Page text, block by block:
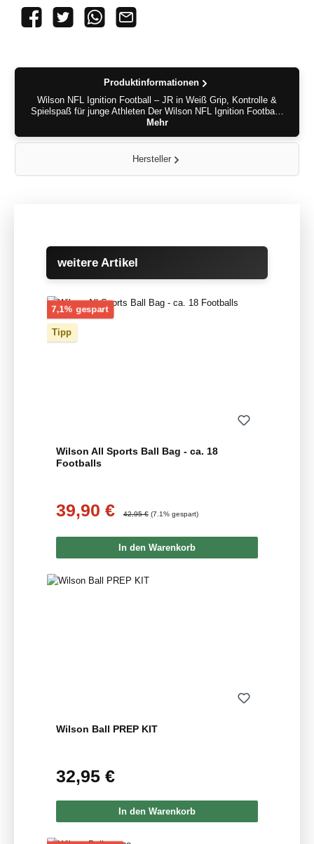
Produktinformationen
Wilson NFL Ignition Football – JR in Weiß Grip, Kontrolle &
Spielspaß für junge Athleten Der Wilson NFL Ignition Footba…
Mehr
Hersteller
Produktgalerie überspringen
weitere Artikel
7,1% gespartRabatt
Tipp
Wilson All Sports Ball Bag - ca. 18
Footballs
Verkaufspreis:
39,90 € 42,95 € (7.1% gespart)
In den Warenkorb
Wilson Ball PREP KIT
Regulärer Preis:
32,95 €
In den Warenkorb